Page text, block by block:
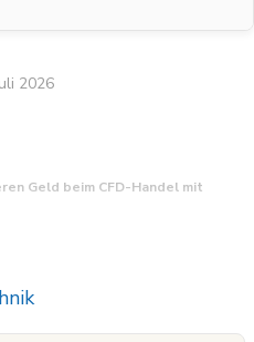
2026
Geld beim CFD-Handel mit
sollten überlegen, ob Sie verstehen,